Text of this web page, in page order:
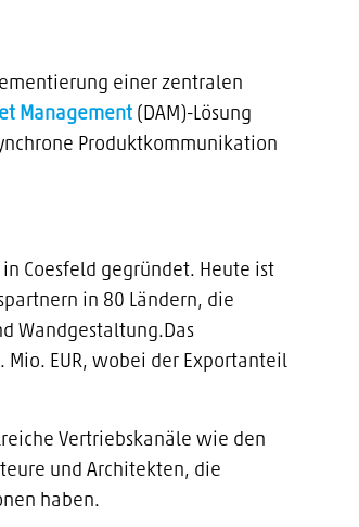
einer zentralen
Management (DAM)-Lösung
Produktkommunikation
Coesfeld gegründet. Heute ist
in 80 Ländern, die
Wandgestaltung.Das
EUR, wobei der Exportanteil
Vertriebskanäle wie den
und Architekten, die
haben.